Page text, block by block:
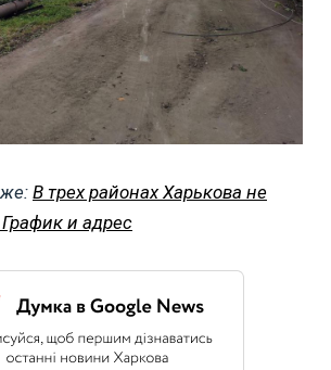
В трех районах Харькова не
и адрес